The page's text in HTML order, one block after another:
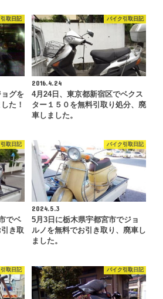
取日記
グを
た！
バイク引取日記
2016.4.24
4月24日、東京都新宿区でベクス
ター１５０を無料引取り処分、廃
車しました。
取日記
でベ
き取
バイク引取日記
2024.5.3
5月3日に栃木県宇都宮市でジョ
ルノを無料でお引き取り、廃車し
ました。
取日記 バイク引取日記